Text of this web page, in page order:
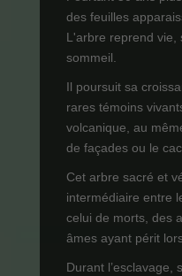
des feuilles
L'arbre reprend vie,
sommeil.
Il poursuit sa
rares témoins
volcanique, au
de façades ou le
Cet arbre sacré et
intermédiaire entre
celui de morts, des
âmes ayant périt
Durant l’esclavage,